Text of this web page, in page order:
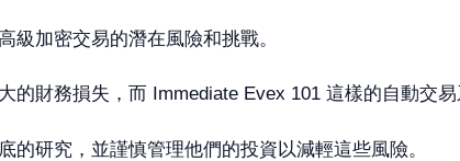
級加密交易的潛在風險和挑戰。
的財務損失，而 Immediate Evex 101 這樣的自動交
的研究，並謹慎管理他們的投資以減輕這些風險。